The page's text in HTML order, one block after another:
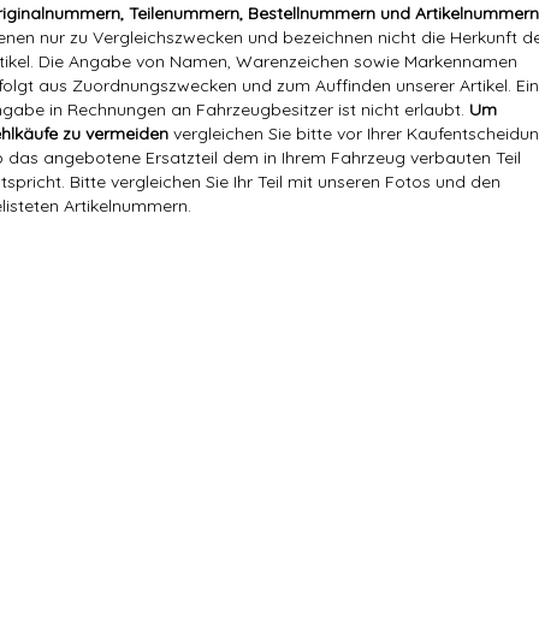
Teilenummern, Bestellnummern und Artikelnummern
nur zu Vergleichszwecken und bezeichnen nicht die Herkunft
Die Angabe von Namen, Warenzeichen sowie Markennamen
aus Zuordnungszwecken und zum Auffinden unserer Artikel.
in Rechnungen an Fahrzeugbesitzer ist nicht erlaubt. Um
zu vermeiden vergleichen Sie bitte vor Ihrer
das angebotene Ersatzteil dem in Ihrem Fahrzeug verbauten Teil
Bitte vergleichen Sie Ihr Teil mit unseren Fotos und den
Artikelnummern.